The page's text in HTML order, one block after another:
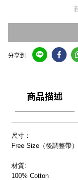
分享到
商品描述
尺寸：
Free Size（後調整帶）
材質:
100% Cotton